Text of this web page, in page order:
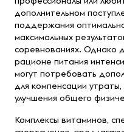
дополнительном
поддержания
максимальных
соревнованиях. Однако
рационе питания
могут потребовать
для компенсации
улучшения общего
Комплексы витаминов,